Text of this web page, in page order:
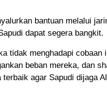
bantuan melalui
dapat segera bangkit.
tidak menghadapi cobaan
beban mereka, dan
agar Sapudi dijaga